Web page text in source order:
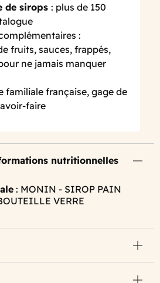
de sirops: plus de 150
:
fruits, sauces, frappés,
ne jamais manquer
familiale française, gage de
faire
nutritionnelles
: MONIN - SIROP PAIN
VERRE